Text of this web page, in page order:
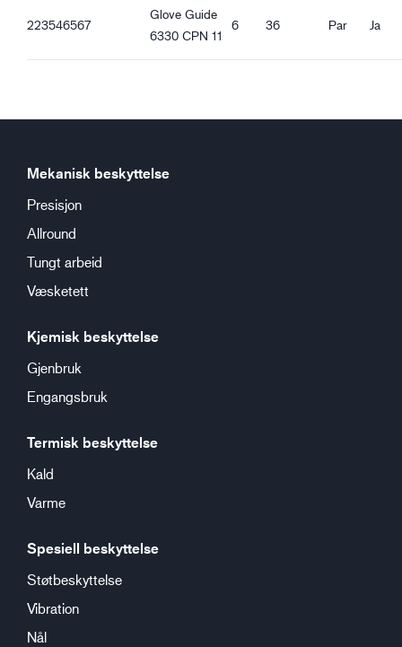
Ergonomiske egenskaper
Godt vått grep
Godt fet grep
223546567
Glove Guide
6330 CPN 11
6 36 Par Ja
Mekanisk beskyttelse
Presisjon
Allround
Tungt arbeid
Væsketett
Kjemisk beskyttelse
Gjenbruk
Engangsbruk
Termisk beskyttelse
Kald
Varme
Spesiell beskyttelse
Støtbeskyttelse
Vibration
Nål